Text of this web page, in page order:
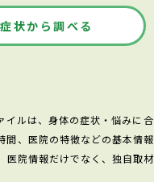
症状から調べる
イルは、身体の症状・悩みに
、医院の特徴などの基本情
医院情報だけでなく、独自取